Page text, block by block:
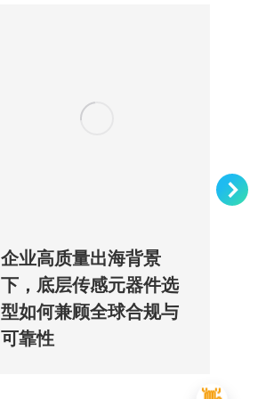
企业高质量出海背景
下，底层传感元器件选
型如何兼顾全球合规与
可靠性